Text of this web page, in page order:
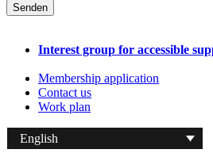
Senden
Interest group for accessible
Membership application
Contact us
Work plan
English